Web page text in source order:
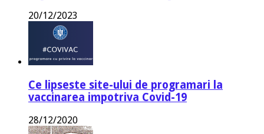
20/12/2023
Ce lipseste site-ului de programari la
vaccinarea impotriva Covid-19
28/12/2020